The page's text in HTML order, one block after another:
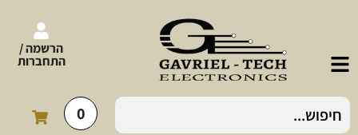
הרשמה /
התחברות
0